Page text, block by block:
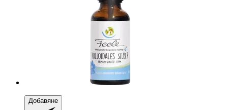
Добавяне